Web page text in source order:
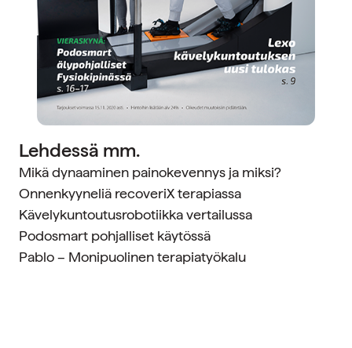
Lehdessä mm.
Mikä dynaaminen painokevennys ja miksi?
Onnenkyyneliä recoveriX terapiassa
Kävelykuntoutusrobotiikka vertailussa
Podosmart pohjalliset käytössä
Pablo – Monipuolinen terapiatyökalu